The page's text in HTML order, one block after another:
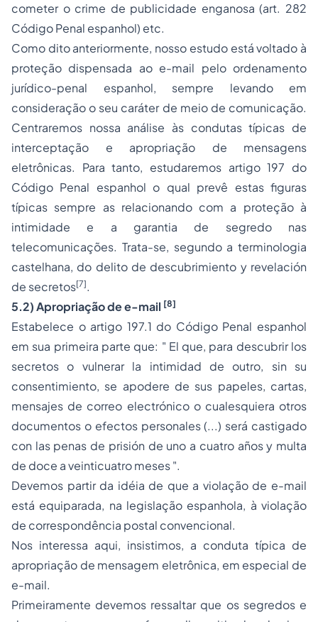
cometer o crime de publicidade enganosa (art. 282
Código Penal espanhol) etc.
Como dito anteriormente, nosso estudo está voltado à
proteção dispensada ao e-mail pelo ordenamento
jurídico-penal espanhol, sempre levando em
consideração o seu caráter de meio de comunicação.
Centraremos nossa análise às condutas típicas de
interceptação e apropriação de mensagens
eletrônicas. Para tanto, estudaremos artigo 197 do
Código Penal espanhol o qual prevê estas figuras
típicas sempre as relacionando com a proteção à
intimidade e a garantia de segredo nas
telecomunicações. Trata-se, segundo a terminologia
castelhana, do delito de descubrimiento y revelación
de secretos[7].
5.2) Apropriação dee-mail [8]
Estabelece o artigo 197.1 do Código Penal espanhol
em sua primeira parte que: " El que, para descubrir los
secretos o vulnerar la intimidad de outro, sin su
consentimiento, se apodere de sus papeles, cartas,
mensajes de correo electrónico o cualesquiera otros
documentos o efectos personales (...) será castigado
con las penas de prisión de uno a cuatro años y multa
de doce a veinticuatro meses".
Devemos partir da idéia de que a violação de e-mail
está equiparada, na legislação espanhola, à violação
de correspondência postal convencional.
Nos interessa aqui, insistimos, a conduta típica de
apropriação de mensagem eletrônica, em especial de
e-mail.
Primeiramente devemos ressaltar que os segredos e